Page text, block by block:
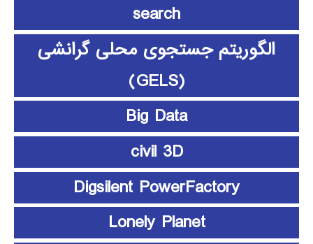
search
الگوریتم جستجوی محلی گرانشی
(GELS)
Big Data
civil 3D
Digsilent PowerFactory
Lonely Planet